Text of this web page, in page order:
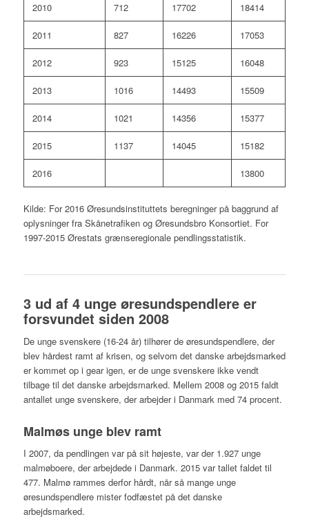
2010 712 17702 18414
2011 827 16226 17053
2012 923 15125 16048
2013 1016 14493 15509
2014 1021 14356 15377
2015 1137 14045 15182
2016 13800
Kilde: For 2016 Øresundsinstituttets beregninger på baggrund af
oplysninger fra Skånetrafiken og Øresundsbro Konsortiet. For
1997-2015 Ørestats grænseregionale pendlingsstatistik.
3 ud af 4 unge øresundspendlere er
forsvundet siden 2008
De unge svenskere (16-24 år) tilhører de øresundspendlere, der
blev hårdest ramt af krisen, og selvom det danske arbejdsmarked
er kommet op i gear igen, er de unge svenskere ikke vendt
tilbage til det danske arbejdsmarked. Mellem 2008 og 2015 faldt
antallet unge svenskere, der arbejder i Danmark med 74 procent.
Malmøs unge blev ramt
I 2007, da pendlingen var på sit højeste, var der 1.927 unge
malmøboere, der arbejdede i Danmark. 2015 var tallet faldet til
477. Malmø rammes derfor hårdt, når så mange unge
øresundspendlere mister fodfæstet på det danske
arbejdsmarked.